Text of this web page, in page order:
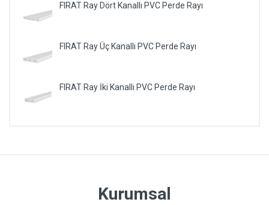
FIRAT Ray Dört Kanallı PVC Perde Rayı
FIRAT Ray Üç Kanallı PVC Perde Rayı
FIRAT Ray İki Kanallı PVC Perde Rayı
Kurumsal